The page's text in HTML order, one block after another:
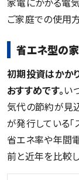
ご家庭での使用
省エネ型の
初期投資はかか
おすすめです。い
気代の節約が見
が発行している「
省エネ率や年間
前と近年を比較